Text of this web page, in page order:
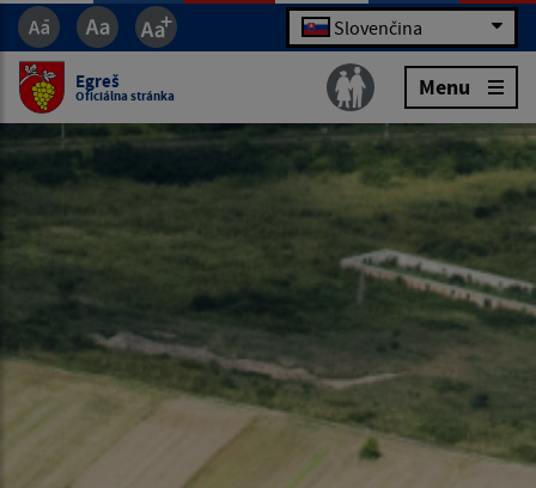
Slovenčina
Egreš
Oficiálna stránka Menu